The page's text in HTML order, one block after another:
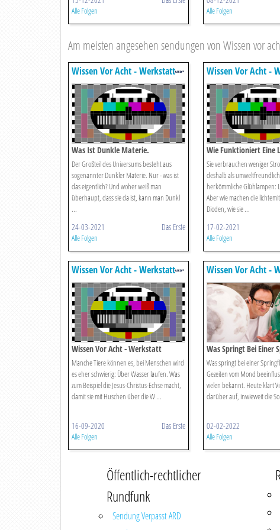
Alle Folgen Alle Folgen
Am meisten angesehen sendungen von Wissen vor
Wissen Vor Acht - Werkstatt
Was Ist Dunkle Materie.
Der Großteil des Universums besteht aus
sogenannter Dunkler Materie. Nur - was ist
das eigentlich? Und woher weiß man
überhaupt, dass sie da ist, kann man Dunkl
...
24-03-2021 Das Erste
Alle Folgen
Wissen Vor Acht -
Wie Funktioniert Eine
Sie verbrauchen weniger
deshalb als
herkömmliche Glühlampen:
Aber wie machen die
Dioden, wie sie ...
17-02-2021
Alle Folgen
Wissen Vor Acht - Werkstatt
Wissen Vor Acht - Werkstatt
Manche Tiere können es, bei Menschen wird
es eher schwierig: Über Wasser laufen. Was
zum Beispiel die Jesus-Christus-Echse macht,
damit sie mit Huschen über die W ...
16-09-2020 Das Erste
Alle Folgen
Wissen Vor Acht -
Was Springt Bei Einer
Was springt bei einer
Gezeiten vom Mond
vielen bekannt. Heute klärt
darüber auf, inwieweit die
02-02-2022
Alle Folgen
Öffentlich-rechtlicher
Rundfunk
Sendung Verpasst ARD